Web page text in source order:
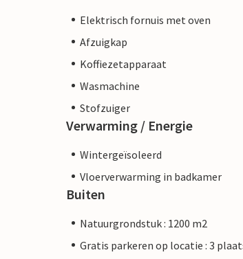
Elektrisch fornuis met oven
Afzuigkap
Koffiezetapparaat
Wasmachine
Stofzuiger
Verwarming / Energie
Wintergeïsoleerd
Vloerverwarming in badkamer
Buiten
Natuurgrondstuk : 1200 m2
Gratis parkeren op locatie : 3